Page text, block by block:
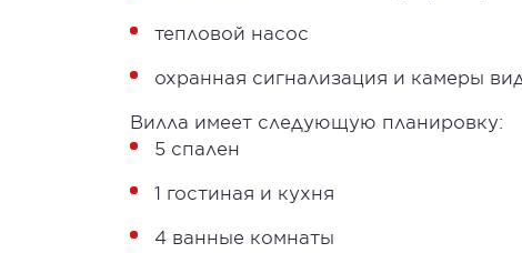
тепловой насос
охранная сигнализация и камеры
Вилла имеет следующую планировку:
5 спален
1 гостиная и кухня
4 ванные комнаты